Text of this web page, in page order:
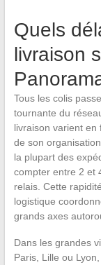
Quels
livraison
Tous les colis
tournante du
livraison varient en
de son
la plupart des
compter entre 2 et
relais. Cette
logistique
grands axes
Dans les grandes
Paris, Lille ou